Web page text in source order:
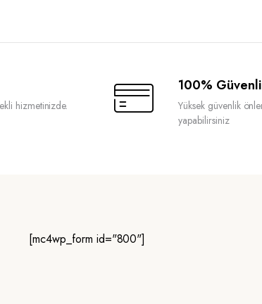
hizmetinizde.
100%
Yüksek güvenlik
yapabilirsiniz
[mc4wp_form id="800"]